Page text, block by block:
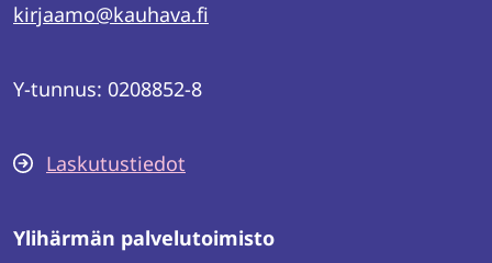
kirjaamo@kauhava.fi
Y-tunnus: 0208852-8
Laskutustiedot
Ylihärmän palvelutoimisto